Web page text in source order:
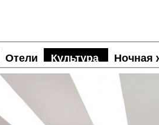
Отели Культура Ночная